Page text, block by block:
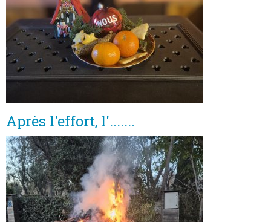
Après l'effort, l'.......